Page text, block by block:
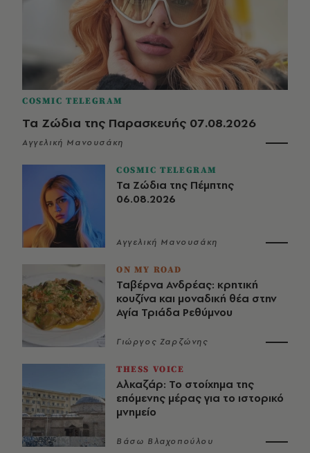
COSMIC TELEGRAM
Τα Ζώδια της Παρασκευής 07.08.2026
Αγγελική Μανουσάκη
COSMIC TELEGRAM
Τα Ζώδια της Πέμπτης
06.08.2026
Αγγελική Μανουσάκη
ON MY ROAD
Ταβέρνα Ανδρέας: κρητική
κουζίνα και μοναδική θέα στην
Αγία Τριάδα Ρεθύμνου
Γιώργος Ζαρζώνης
THESS VOICE
Αλκαζάρ: Το στοίχημα της
επόμενης μέρας για το ιστορικό
μνημείο
Βάσω Βλαχοπούλου